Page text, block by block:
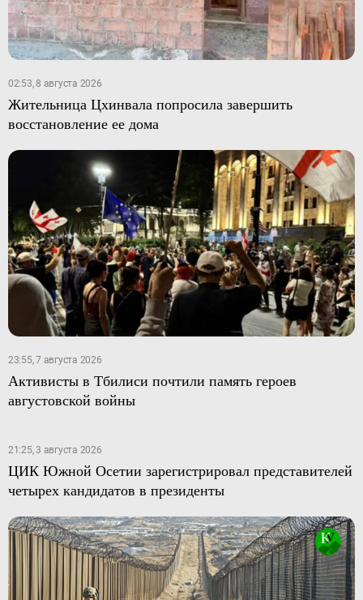
02:53, 8 августа 2026
Жительница Цхинвала попросила завершить
восстановление ее дома
23:55, 7 августа 2026
Активисты в Тбилиси почтили память героев
августовской войны
21:25, 3 августа 2026
ЦИК Южной Осетии зарегистрировал представителей
четырех кандидатов в президенты